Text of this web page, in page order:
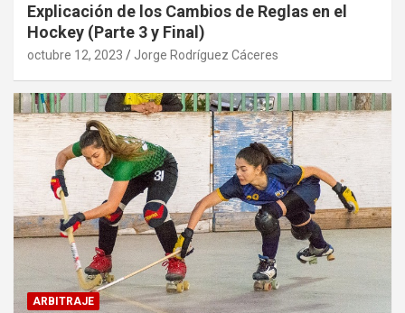
Explicación de los Cambios de Reglas en el
Hockey (Parte 3 y Final)
octubre 12, 2023 Jorge Rodríguez Cáceres
ARBITRAJE